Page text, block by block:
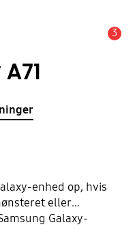
3
enhed op, hvis
eller
Galaxy-